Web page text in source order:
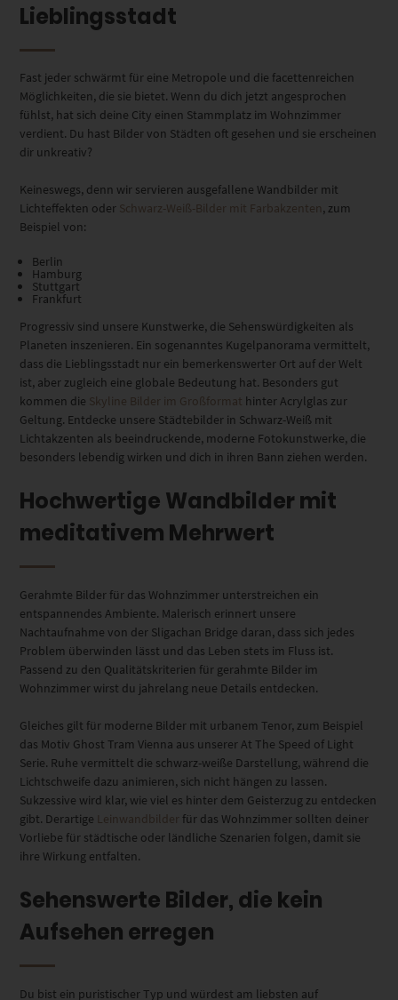
Lieblingsstadt
Fast jeder schwärmt für eine Metropole und die facettenreichen
Möglichkeiten, die sie bietet. Wenn du dich jetzt angesprochen
fühlst, hat sich deine City einen Stammplatz im Wohnzimmer
verdient. Du hast Bilder von Städten oft gesehen und sie erscheinen
dir unkreativ?
Keineswegs, denn wir servieren ausgefallene Wandbilder mit
Lichteffekten oder Schwarz-Weiß-Bilder mit Farbakzenten, zum
Beispiel von:
Berlin
Hamburg
Stuttgart
Frankfurt
Progressiv sind unsere Kunstwerke, die Sehenswürdigkeiten als
Planeten inszenieren. Ein sogenanntes Kugelpanorama vermittelt,
dass die Lieblingsstadt nur ein bemerkenswerter Ort auf der Welt
ist, aber zugleich eine globale Bedeutung hat. Besonders gut
kommen die Skyline Bilder im Großformat hinter Acrylglas zur
Geltung. Entdecke unsere Städtebilder in Schwarz-Weiß mit
Lichtakzenten als beeindruckende, moderne Fotokunstwerke, die
besonders lebendig wirken und dich in ihren Bann ziehen werden.
Hochwertige Wandbilder mit
meditativem Mehrwert
Gerahmte Bilder für das Wohnzimmer unterstreichen ein
entspannendes Ambiente. Malerisch erinnert unsere
Nachtaufnahme von der Sligachan Bridge daran, dass sich jedes
Problem überwinden lässt und das Leben stets im Fluss ist.
Passend zu den Qualitätskriterien für gerahmte Bilder im
Wohnzimmer wirst du jahrelang neue Details entdecken.
Gleiches gilt für moderne Bilder mit urbanem Tenor, zum Beispiel
das Motiv Ghost Tram Vienna aus unserer At The Speed of Light
Serie. Ruhe vermittelt die schwarz-weiße Darstellung, während die
Lichtschweife dazu animieren, sich nicht hängen zu lassen.
Sukzessive wird klar, wie viel es hinter dem Geisterzug zu entdecken
gibt. Derartige Leinwandbilder für das Wohnzimmer sollten deiner
Vorliebe für städtische oder ländliche Szenarien folgen, damit sie
ihre Wirkung entfalten.
Sehenswerte Bilder, die kein
Aufsehen erregen
Du bist ein puristischer Typ und würdest am liebsten auf